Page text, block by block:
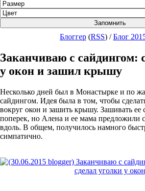
Блоггер (RSS) /Блог
Заканчиваю с сайдингом:
у окон и зашил крышу
Несколько дней был в Монастырке и по
сайдингом. Идея была в том, чтобы
вокруг окон и зашить крышу. Зашивать ее
поперек, но Алена и ее мама предложили
вдоль. В общем, получилось намного
симпатично.